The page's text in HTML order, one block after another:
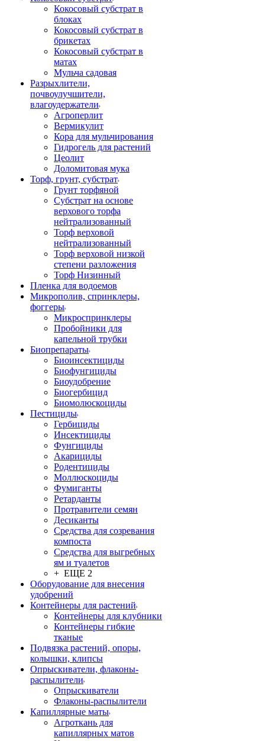
Кокосовый субстрат в
блоках
Кокосовый субстрат в
брикетах
Кокосовый субстрат в
матах
Мульча садовая
Разрыхлители,
почвоулучшители,
влагоудержатели
Агроперлит
Вермикулит
Кора для мульчирования
Гидрогель для растений
Цеолит
Доломитовая мука
Торф, грунт, субстрат
Грунт торфяной
Субстрат на основе
верхового торфа
нейтрализованный
Торф верховой
нейтрализованный
Торф верховой низкой
степени разложения
Торф Низинный
Пленка для водоемов
Микрополив, спринклеры,
фоггеры
Микроспринклеры
Пробойники для
капельной трубки
Биопрепараты
Биоинсектициды
Биофунгициды
Биоудобрение
Биогербицид
Биомолюскоциды
Пестициды
Гербициды
Инсектициды
Фунгициды
Акарициды
Родентициды
Моллюскоциды
Фумиганты
Ретарданты
Протравители семян
Десиканты
Средства для созревания
компоста
Средства для выгребных
ям и туалетов
+ ЕЩЕ 2
Оборудование для внесения
удобрений
Контейнеры для растений
Контейнеры для клубники
Контейнеры гибкие
тканые
Подвязка растений, опоры,
колышки, клипсы
Опрыскиватели, флаконы-
распылители
Опрыскиватели
Флаконы-распылители
Капиллярные маты
Агроткань для
капиллярных матов